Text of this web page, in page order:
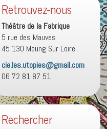
Retrouvez-nous
Théâtre de la Fabrique
5 rue des Mauves
45 130 Meung Sur Loire
cie.les.utopies@gmail.com
06 72 81 87 51
Rechercher